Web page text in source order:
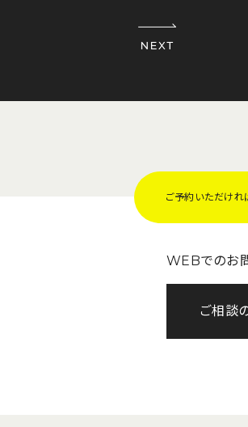
WEBでのお
ご予約いただけ
ご相談